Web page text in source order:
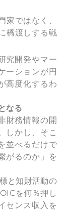
家ではなく、
橋渡しする戦
究開発やマー
ーションが円
高度化するわ
なる
財務情報の開
しかし、そこ
並べるだけで
がるのか」を
と知財活動の
を何％押し
センス収入を